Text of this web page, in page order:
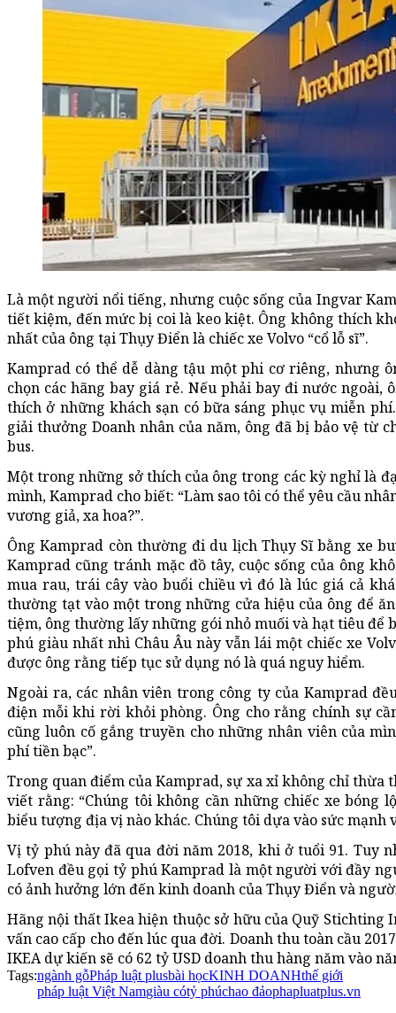
Là một người nổi tiếng, nhưng cuộc sống của Ingvar
tiết kiệm, đến mức bị coi là keo kiệt. Ông không thích
nhất của ông tại Thụy Điển là chiếc xe Volvo “cổ lỗ sĩ”.
Kamprad có thể dễ dàng tậu một phi cơ riêng, nhưng
chọn các hãng bay giá rẻ. Nếu phải bay đi nước
thích ở những khách sạn có bữa sáng phục vụ miễn
giải thưởng Doanh nhân của năm, ông đã bị bảo vệ từ
bus.
Một trong những sở thích của ông trong các kỳ nghỉ là
mình, Kamprad cho biết: “Làm sao tôi có thể yêu cầu
vương giả, xa hoa?”.
Ông Kamprad còn thường đi du lịch Thụy Sĩ bằng xe
Kamprad cũng tránh mặc đồ tây, cuộc sống của ông
mua rau, trái cây vào buổi chiều vì đó là lúc giá cả
thường tạt vào một trong những cửa hiệu của ông để
tiệm, ông thường lấy những gói nhỏ muối và hạt tiêu để
phú giàu nhất nhì Châu Âu này vẫn lái một chiếc xe
được ông rằng tiếp tục sử dụng nó là quá nguy hiểm.
Ngoài ra, các nhân viên trong công ty của Kamprad
điện mỗi khi rời khỏi phòng. Ông cho rằng chính sự
cũng luôn cố gắng truyền cho những nhân viên của
phí tiền bạc”.
Trong quan điểm của Kamprad, sự xa xỉ không chỉ
viết rằng: “Chúng tôi không cần những chiếc xe bóng
biểu tượng địa vị nào khác. Chúng tôi dựa vào sức mạnh
Vị tỷ phú này đã qua đời năm 2018, khi ở tuổi 91. Tuy
Lofven đều gọi tỷ phú Kamprad là một người với đầy
có ảnh hưởng lớn đến kinh doanh của Thụy Điển và
Hãng nội thất Ikea hiện thuộc sở hữu của Quỹ Stichting
vấn cao cấp cho đến lúc qua đời. Doanh thu toàn cầu
IKEA dự kiến sẽ có 62 tỷ USD doanh thu hàng năm vào
Tags:ngành gỗPháp luật plusbài họcKINH DOANHthế giới
pháp luật Việt Namgiàu cótỷ phúchao đảophapluatplus.vn